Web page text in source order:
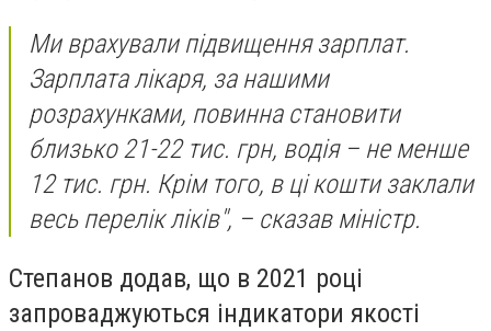
Ми врахували підвищення зарплат.
Зарплата лікаря, за нашими
розрахунками, повинна становити
близько 21-22 тис. грн, водія – не менше
12 тис. грн. Крім того, в ці кошти заклали
весь перелік ліків", – сказав міністр.
Степанов додав, що в 2021 році
запроваджуються індикатори якості